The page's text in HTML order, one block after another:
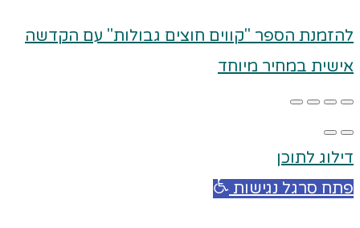
להזמנת הספר "קווים חוצים גבולות" עם הקדשה
אישית במחיר מיוחד
דילוג לתוכן
פתח סרגל נגישות